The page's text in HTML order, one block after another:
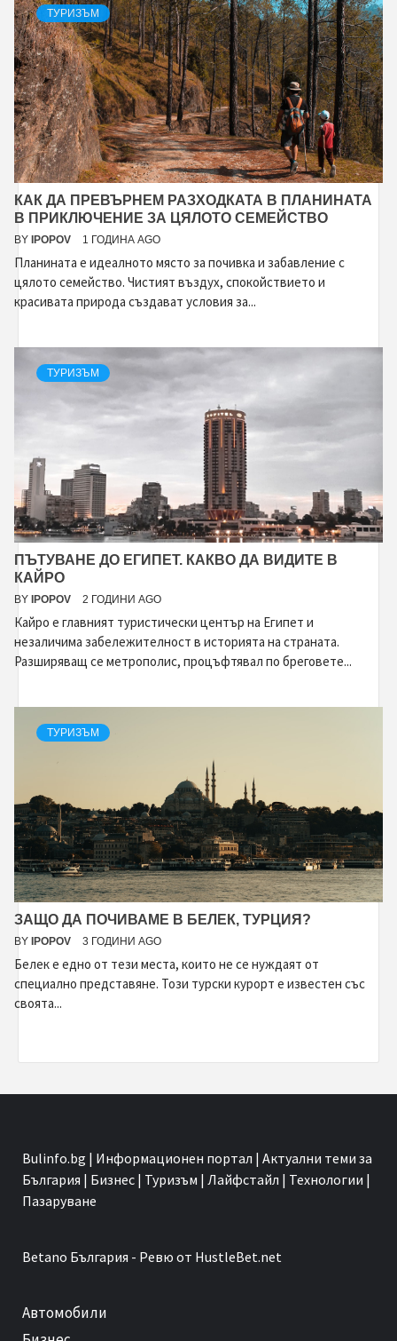
ТУРИЗЪМ
КАК ДА ПРЕВЪРНЕМ РАЗХОДКАТА В ПЛАНИНАТА
В ПРИКЛЮЧЕНИЕ ЗА ЦЯЛОТО СЕМЕЙСТВО
BY IPOPOV 1 ГОДИНА AGO
Планината е идеалното място за почивка и забавление с
цялото семейство. Чистият въздух, спокойствието и
красивата природа създават условия за...
ТУРИЗЪМ
ПЪТУВАНЕ ДО ЕГИПЕТ. КАКВО ДА ВИДИТЕ В
КАЙРО
BY IPOPOV 2 ГОДИНИ AGO
Кайро е главният туристически център на Египет и
незаличима забележителност в историята на страната.
Разширяващ се метрополис, процъфтявал по бреговете...
ТУРИЗЪМ
ЗАЩО ДА ПОЧИВАМЕ В БЕЛЕК, ТУРЦИЯ?
BY IPOPOV 3 ГОДИНИ AGO
Белек е едно от тези места, които не се нуждаят от
специално представяне. Този турски курорт е известен със
своята...
Bulinfo.bg | Информационен портал | Актуални теми за
България | Бизнес | Туризъм | Лайфстайл | Технологии |
Пазаруване
Betano България - Ревю от HustleBet.net
Автомобили